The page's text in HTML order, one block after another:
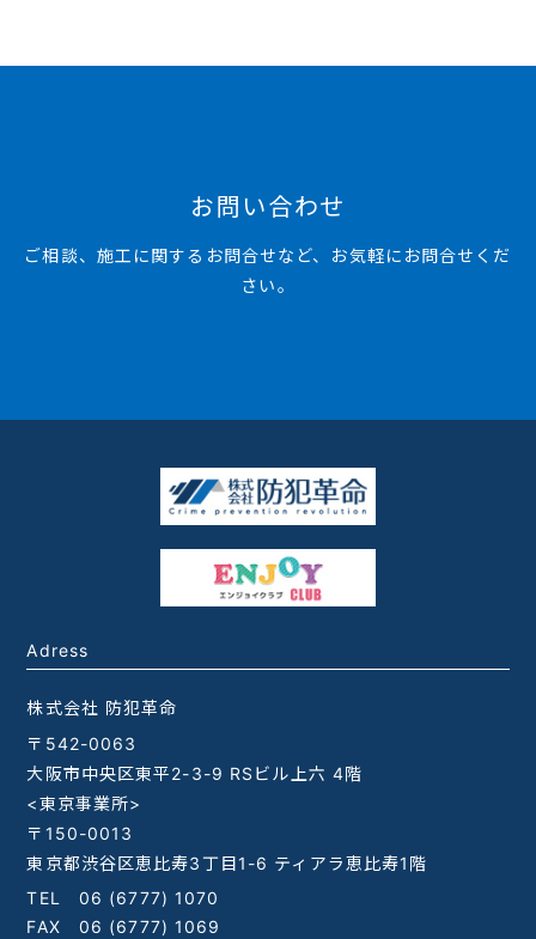
お問い合わせ
ご相談、施工に関するお問合せなど、お気軽にお問合せくだ
さい。
Adress
株式会社 防犯革命
〒542-0063
大阪市中央区東平2-3-9 RSビル上六 4階
<東京事業所>
〒150-0013
東京都渋谷区恵比寿3丁目1-6 ティアラ恵比寿1階
TEL 06 (6777) 1070
FAX 06 (6777) 1069